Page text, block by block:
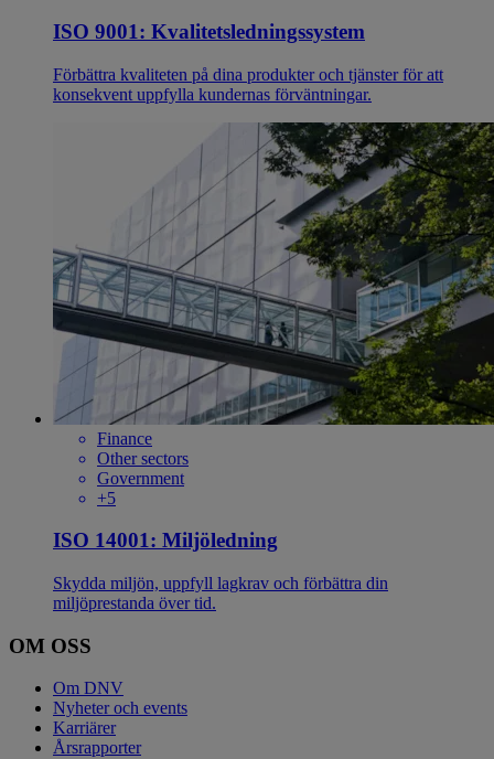
ISO 9001: Kvalitetsledningssystem
Förbättra kvaliteten på dina produkter och tjänster för att
konsekvent uppfylla kundernas förväntningar.
Finance
Other sectors
Government
+5
ISO 14001: Miljöledning
Skydda miljön, uppfyll lagkrav och förbättra din
miljöprestanda över tid.
OM OSS
Om DNV
Nyheter och events
Karriärer
Årsrapporter